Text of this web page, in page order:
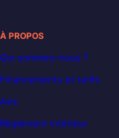
À PROPOS
Qui sommes-nous ?
Financements et tarifs
Avis
Règlement intérieur